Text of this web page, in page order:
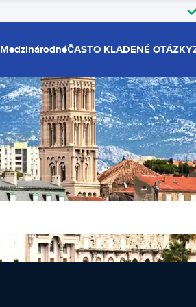
MedzinárodnéČASTO KLADENÉ OTÁZKY